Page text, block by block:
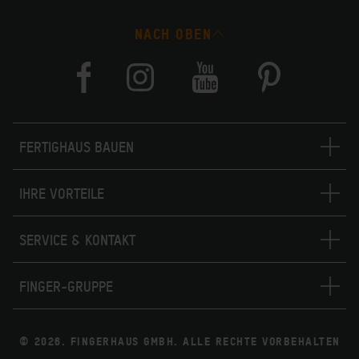
NACH OBEN
FERTIGHAUS BAUEN
IHRE VORTEILE
SERVICE & KONTAKT
FINGER-GRUPPE
© 2026. FINGERHAUS GMBH. ALLE RECHTE VORBEHALTEN